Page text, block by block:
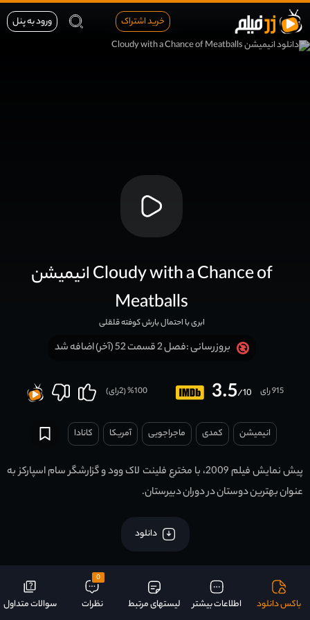
خرید اشتراک ورود به پنل
انیمیشن Cloudy with a Chance of
Meatballs
ابری با احتمال بارش کوفته قلقلی
بروزرسانی :فصل 2 قسمت 52 (آخر) اضافه شد
3.5/10 915 رای 100
% (
2رای)
انیمیشن کمدی ماجراجویی آمریکا کانادا
پیش نمایش فیلم 2009، با مخترع فلینت لاک وود و گزارشگر سام اسپارکز به
عنوان بهترین دوستان در دوران دبیرستان.
دانلود
باکس دانلود اطلاعات بیشتر لیستهای مرتبط
0
نظرات سوالات متداول